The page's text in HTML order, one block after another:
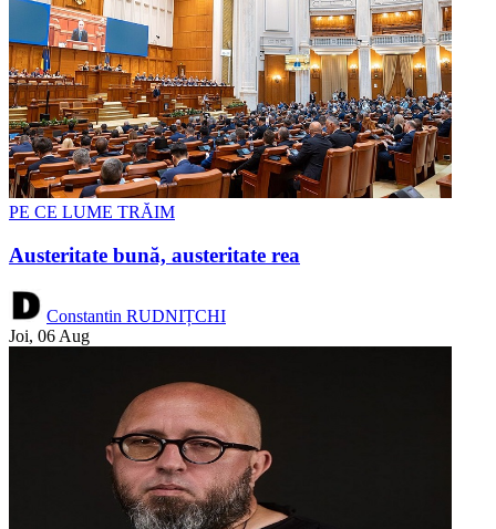
PE CE LUME TRĂIM
Austeritate bună, austeritate rea
Constantin RUDNIȚCHI
Joi, 06 Aug